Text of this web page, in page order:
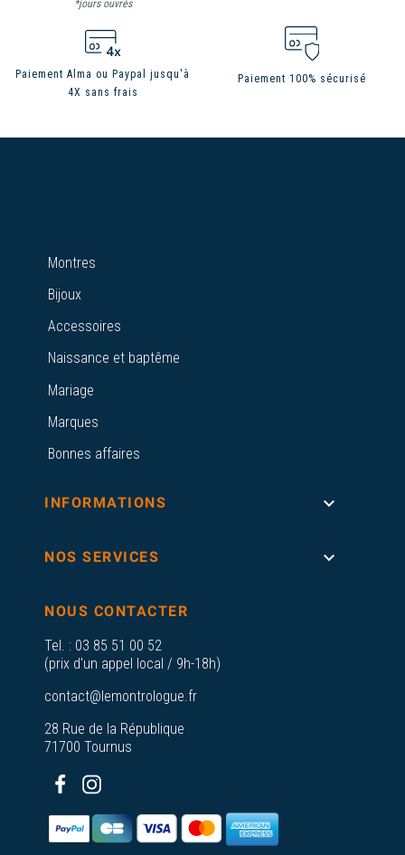
*jours ouvrés
Paiement Alma ou Paypal jusqu'à
4X sans frais
Paiement 100% sécurisé
Montres
Bijoux
Accessoires
Naissance et baptême
Mariage
Marques
Bonnes affaires
INFORMATIONS 
NOS SERVICES 
NOUS CONTACTER
Tel. : 03 85 51 00 52
(prix d'un appel local / 9h-18h)
contact@lemontrologue.fr
28 Rue de la République
71700 Tournus